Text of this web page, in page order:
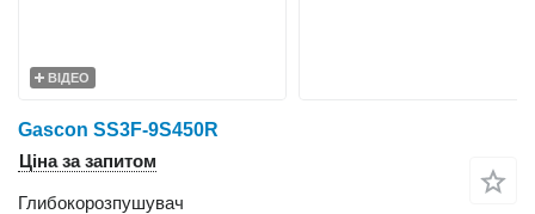
ВІДЕО
Gascon SS3F-9S450R
Ціна за запитом
Глибокорозпушувач